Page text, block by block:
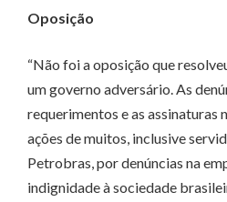
Oposição
“Não foi a oposição que
um governo adversário. As
requerimentos e as assinaturas
ações de muitos, inclusive
Petrobras, por denúncias na
indignidade à sociedade